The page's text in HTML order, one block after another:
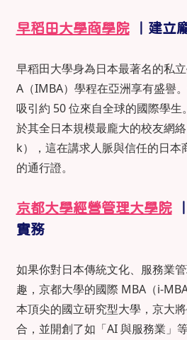
早稻田大學商學院｜建立
早稻田大學身為日本最著名的私
A（IMBA）學程在亞洲享有盛譽
吸引約 50 位來自全球的國際學
於其全日本規模最龐大的校友網
k），這在講求人脈與信任的日本
的通行證。
京都大學經營管理大學院
實務
如果你對日本傳統文化、服務業
趣，京都大學的國際 MBA（i-
本頂尖的國立研究型大學，京大
合，並開創了如「AI 與服務業」